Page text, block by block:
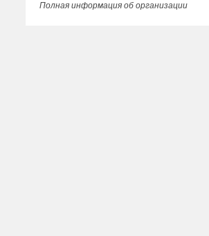
Полная информация об организации